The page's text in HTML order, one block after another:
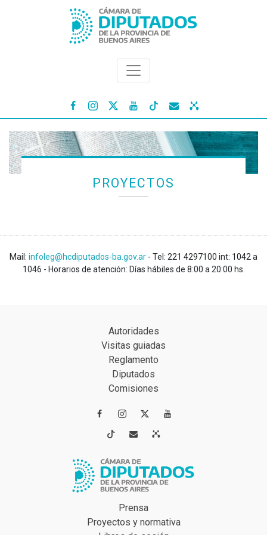
   
PROYECTOS
Mail: infoleg@hcdiputados-ba.gov.ar - Tel: 221 4297100 int: 1042 a
1046 - Horarios de atención: Días hábiles de 8:00 a 20:00 hs.
Autoridades
Visitas guiadas
Reglamento
Diputados
Comisiones
 
 
Prensa
Proyectos y normativa